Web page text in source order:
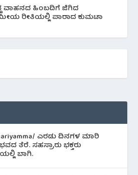
ವಾಹನದ ಹಿಂಬದಿಗೆ ಜಿಗಿದ
ರೀತಿಯಲ್ಲಿ ಪಾರಾದ ಕುಮಟಾ
ಎರಡು ದಿನಗಳ ಮಾರಿ
ತೆರೆ. ಸಹಸ್ರಾರು ಭಕ್ತರು
ಬಾಗಿ.